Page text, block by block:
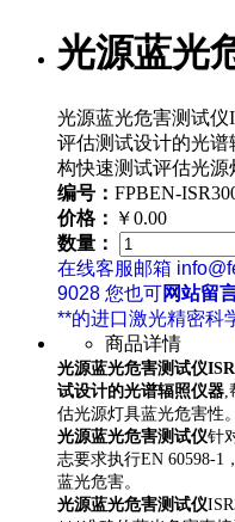
光源蓝光
光源蓝光危害测试仪
评估测试设计的光
构快速测试评估光源
编号： FPBEN-
价格： ￥0.00
数量：
在线客服邮箱
9028 您也可网站留
**的进口激光精密科
商品详情
光源蓝光危害测试仪
试设计的光谱辐照仪器
估光源灯具蓝光危害性。
光源蓝光危害测试仪针
志要求执行EN 60598-1
蓝光危害。
光源蓝光危害测试仪